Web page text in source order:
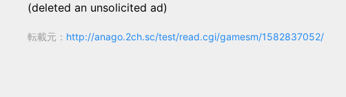
(deleted an unsolicited ad)
転載元： http://anago.2ch.sc/test/read.cgi/gamesm/1582837052/